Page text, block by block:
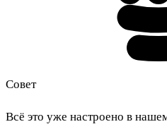
Совет
Всё это уже настроено в